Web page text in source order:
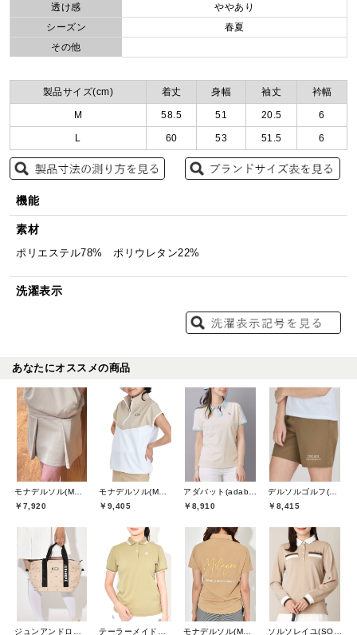
透け感
ややあり
シーズン
春夏
その他
製品サイズ(cm) 着丈 身幅 袖丈 衿幅
M 58.5 51 20.5 6
L 60 53 51.5 6
機能
素材
ポリエステル78% ポリウレタン22%
洗濯表示
あなたにオススメの商品
￥7,920
￥9,405
￥8,910
￥8,415